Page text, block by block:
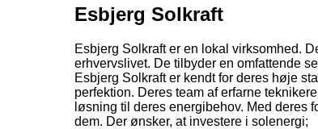
Esbjerg Solkraft
Esbjerg Solkraft er en lokal virksomhed.
erhvervslivet. De tilbyder en omfattende
Esbjerg Solkraft er kendt for deres høje
perfektion. Deres team af erfarne
løsning til deres energibehov. Med deres
dem. Der ønsker, at investere i solenergi;